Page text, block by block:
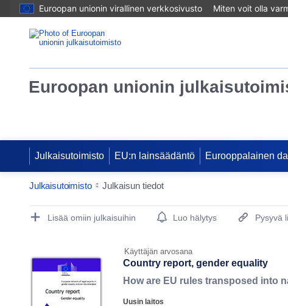
Euroopan unionin virallinen verkkosivusto Miten voit olla
Euroopan unionin
Julkaisutoimisto EU:n lainsäädäntö Eurooppalainen
Julkaisutoimisto Julkaisun tiedot
Publication Detail Actions Portlet
Lisää omiin julkaisuihin Luo hälytys Pysyvä
Käyttäjän arvosana
Country report, gender equality
How are EU rules transposed into
Uusin laitos